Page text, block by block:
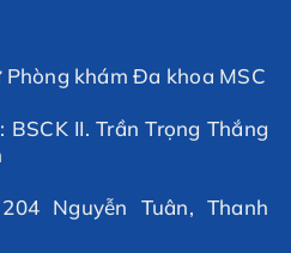
khám Đa khoa MSC
II. Trần Trọng Thắng
Nguyễn Tuân, Thanh